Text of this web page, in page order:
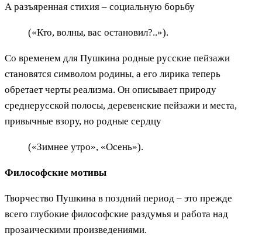
А разъяренная стихия – социальную борьбу
(«Кто, волны, вас остановил?..»).
Со временем для Пушкина родные русские пейзажи
становятся символом родины, а его лирика теперь
обретает черты реализма. Он описывает природу
среднерусской полосы, деревенские пейзажи и места,
привычные взору, но родные сердцу
(«Зимнее утро», «Осень»).
Философские мотивы
Творчество Пушкина в поздний период – это прежде
всего глубокие философские раздумья и работа над
прозаическими произведениями.